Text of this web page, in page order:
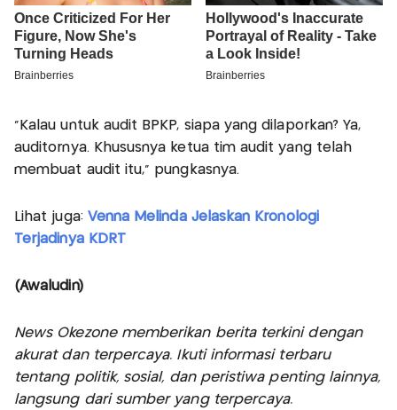
“Kalau untuk audit BPKP, siapa yang dilaporkan? Ya,
auditornya. Khususnya ketua tim audit yang telah
membuat audit itu,” pungkasnya.
Lihat juga: Venna Melinda Jelaskan Kronologi
Terjadinya KDRT
(Awaludin)
News Okezone memberikan berita terkini dengan
akurat dan terpercaya. Ikuti informasi terbaru
tentang politik, sosial, dan peristiwa penting lainnya,
langsung dari sumber yang terpercaya.